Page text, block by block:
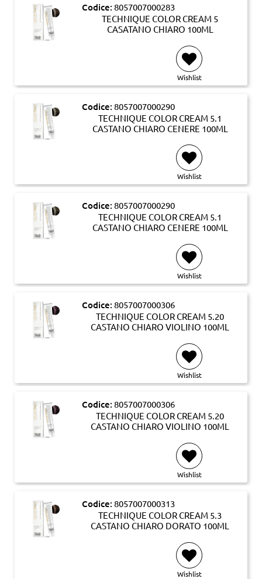
Codice: 8057007000283
TECHNIQUE COLOR CREAM 5
CASATANO CHIARO 100ML
Wishlist
Codice: 8057007000290
TECHNIQUE COLOR CREAM 5.1
CASTANO CHIARO CENERE 100ML
Wishlist
Codice: 8057007000290
TECHNIQUE COLOR CREAM 5.1
CASTANO CHIARO CENERE 100ML
Wishlist
Codice: 8057007000306
TECHNIQUE COLOR CREAM 5.20
CASTANO CHIARO VIOLINO 100ML
Wishlist
Codice: 8057007000306
TECHNIQUE COLOR CREAM 5.20
CASTANO CHIARO VIOLINO 100ML
Wishlist
Codice: 8057007000313
TECHNIQUE COLOR CREAM 5.3
CASTANO CHIARO DORATO 100ML
Wishlist